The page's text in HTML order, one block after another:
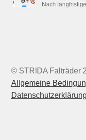
Nach
© STRIDA Falträder
Allgemeine
Datenschutzerklärung